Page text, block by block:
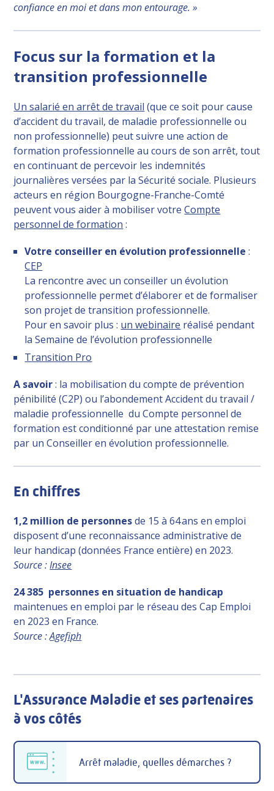
confiance en moi et dans mon entourage. »
Focus sur la formation et la
transition professionnelle
Un salarié en arrêt de travail (que ce soit pour cause
d’accident du travail, de maladie professionnelle ou
non professionnelle) peut suivre une action de
formation professionnelle au cours de son arrêt, tout
en continuant de percevoir les indemnités
journalières versées par la Sécurité sociale. Plusieurs
acteurs en région Bourgogne-Franche-Comté
peuvent vous aider à mobiliser votreCompte
personnel de formation :
Votre conseiller en évolution professionnelle :
CEP
La rencontre avec un conseiller un évolution
professionnelle permet d’élaborer et de formaliser
son projet de transition professionnelle.
Pour en savoir plus : un webinaire réalisé pendant
la Semaine de l’évolution professionnelle
Transition Pro
A savoir: la mobilisation du compte de prévention
pénibilité (C2P) ou l’abondement Accident du travail /
maladie professionnelle du Compte personnel de
formation est conditionné par une attestation remise
par un Conseiller en évolution professionnelle.
En chiffres
1,2 million de personnesde 15 à 64 ans en emploi
disposent d’une reconnaissance administrative de
leur handicap (données France entière) en 2023.
Source :Insee
24 385 personnes en situation de handicap
maintenues en emploi par le réseau des Cap Emploi
en 2023 en France.
Source :Agefiph
L'Assurance Maladie et ses partenaires
à vos côtés
Arrêt maladie, quelles démarches ?